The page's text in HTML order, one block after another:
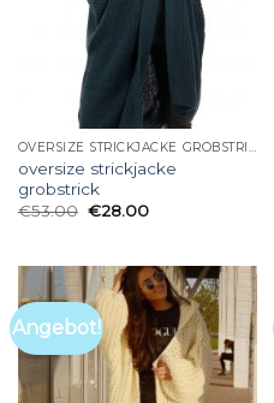
OVERSIZE STRICKJACKE GROBSTRICK
oversize strickjacke
grobstrick
€53.00 €28.00
Angebot!